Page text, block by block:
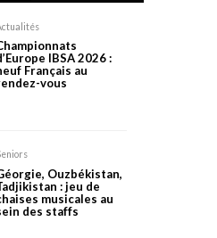
IBSA 2026 :
Français au
vous
Ouzbékistan,
: jeu de
musicales au
des staffs